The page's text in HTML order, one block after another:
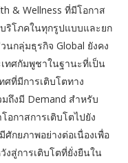
& Wellness ที่มีโอกาส
ริโภคในทุกรูปแบบและยก
นกลุ่มธุรกิจ Global ยังคง
ทศกัมพูชาในฐานะที่เป็น
ศที่มีการเติบโตทาง
มถึงมี Demand สำหรับ
อกาสการเติบโตไปยัง
กยภาพอย่างต่อเนื่องเพื่อ
สู่การเติบโตที่ยั่งยืนใน